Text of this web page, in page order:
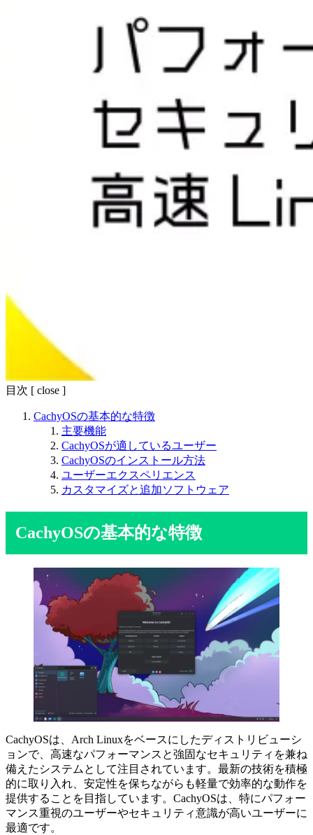
目次 [ close ]
CachyOSの基本的な特徴
主要機能
CachyOSが適しているユーザー
CachyOSのインストール方法
ユーザーエクスペリエンス
カスタマイズと追加ソフトウェア
CachyOSの基本的な特徴
CachyOSは、Arch Linuxをベースにしたディストリビューシ
ョンで、高速なパフォーマンスと強固なセキュリティを兼ね
備えたシステムとして注目されています。最新の技術を積極
的に取り入れ、安定性を保ちながらも軽量で効率的な動作を
提供することを目指しています。CachyOSは、特にパフォー
マンス重視のユーザーやセキュリティ意識が高いユーザーに
最適です。